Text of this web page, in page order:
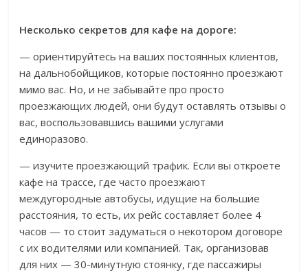
Несколько секретов для кафе на дороге:
— ориентируйтесь на ваших постоянных клиентов,
на дальнобойщиков, которые постоянно проезжают
мимо вас. Но, и не забывайте про просто
проезжающих людей, они будут оставлять отзывы о
вас, воспользовавшись вашими услугами
единоразово.
— изучите проезжающий трафик. Если вы откроете
кафе на трассе, где часто проезжают
междугородные автобусы, идущие на большие
расстояния, то есть, их рейс составляет более 4
часов — то стоит задуматься о некотором договоре
с их водителями или компанией. Так, организовав
для них — 30-минутную стоянку, где пассажиры